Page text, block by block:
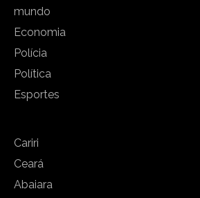
mundo
Economia
Polícia
Política
Esportes
Cariri
Ceará
Abaiara